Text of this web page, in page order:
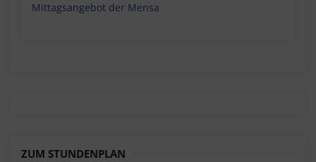
Mittagsangebot der Mensa
ZUM STUNDENPLAN